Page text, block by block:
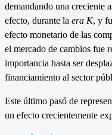
demandando una creciente
efecto, durante la era K, y
efecto monetario de las
el mercado de cambios fue
importancia hasta ser
financiamiento al sector
Este último pasó de
un efecto crecientemente